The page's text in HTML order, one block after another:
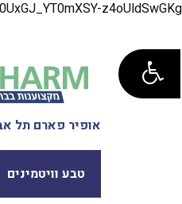
z4oUldSwGKg
אופיר פארם תל אביב
טבע וויטמינים